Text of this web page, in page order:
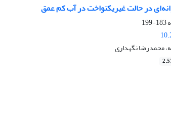
در حالت غیریکنواخت در آب کم عمق
183-199
محمدرضا نگهداری